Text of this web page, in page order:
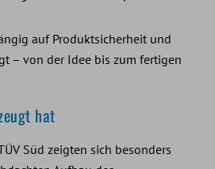
auf Produktsicherheit und
– von der Idee bis zum fertigen
hat
Süd zeigten sich besonders